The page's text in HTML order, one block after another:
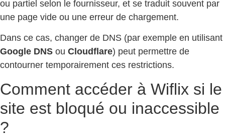
ou partiel selon le fournisseur, et se traduit souvent par
une page vide ou une erreur de chargement.
Dans ce cas, changer de DNS (par exemple en utilisant
Google DNS ou Cloudflare) peut permettre de
contourner temporairement ces restrictions.
Comment accéder à Wiflix si le
site est bloqué ou inaccessible
?